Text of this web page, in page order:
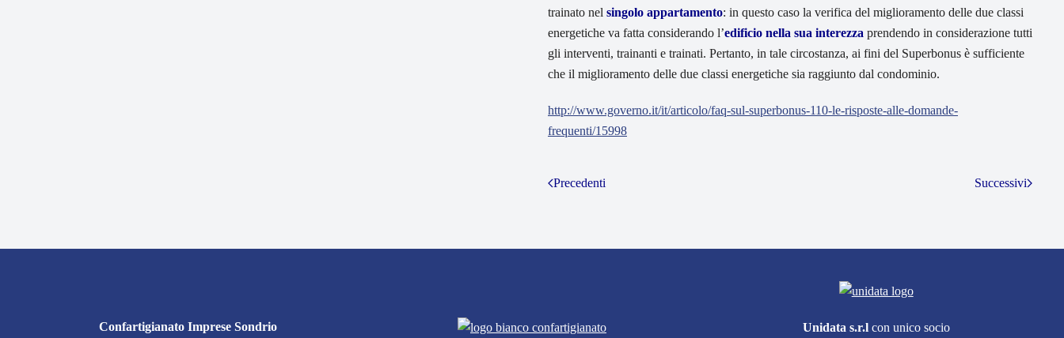
trainato nel singolo appartamento: in questo caso la verifica del miglioramento delle due classi
energetiche va fatta considerando l’edificio nella sua interezza prendendo in considerazione tutti
gli interventi, trainanti e trainati. Pertanto, in tale circostanza, ai fini del Superbonus è sufficiente
che il miglioramento delle due classi energetiche sia raggiunto dal condominio.
http://www.governo.it/it/articolo/faq-sul-superbonus-110-le-risposte-alle-domande-
frequenti/15998
Precedenti Successivi
Confartigianato Imprese Sondrio Unidata s.r.lcon unico socio